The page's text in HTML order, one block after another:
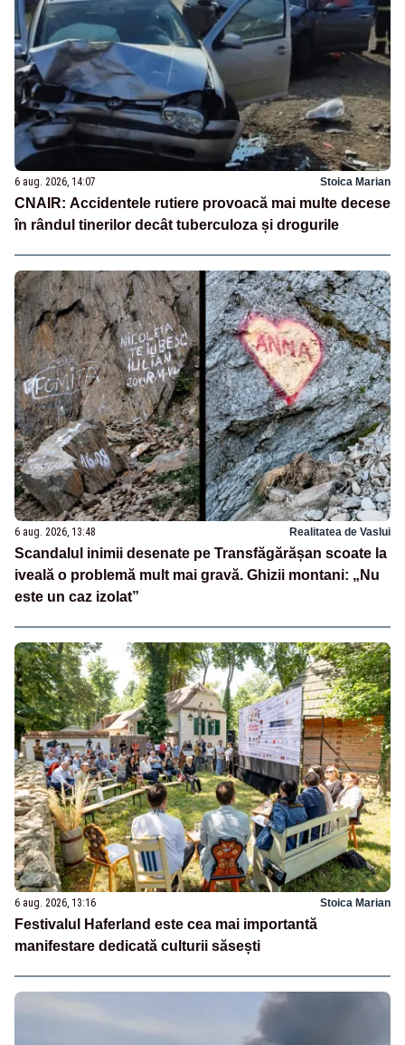
6 aug. 2026, 14:07 Stoica Marian
CNAIR: Accidentele rutiere provoacă mai multe decese
în rândul tinerilor decât tuberculoza și drogurile
6 aug. 2026, 13:48 Realitatea de Vaslui
Scandalul inimii desenate pe Transfăgărășan scoate la
iveală o problemă mult mai gravă. Ghizii montani: „Nu
este un caz izolat”
6 aug. 2026, 13:16 Stoica Marian
Festivalul Haferland este cea mai importantă
manifestare dedicată culturii săsești